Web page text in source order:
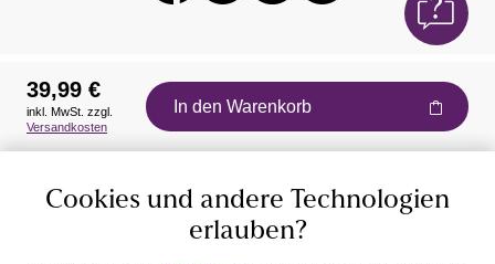
Auszeichnungen
39,99 €
inkl. MwSt. zzgl.
Versandkosten
In den Warenkorb
Cookies und andere Technologien
erlauben?